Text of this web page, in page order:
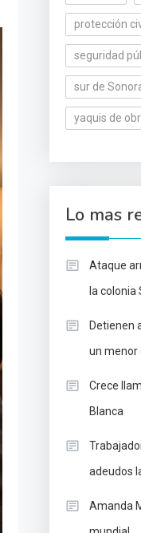
protección
seguridad
sur de
yaquis de
Lo mas
Ataque
la colonia
Detienen
un menor
Crece
Blanca
adeudos
Amanda